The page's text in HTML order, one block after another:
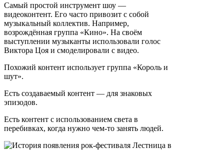
Самый простой инструмент шоу —
видеоконтент. Его часто привозит с собой
музыкальный коллектив. Например,
возрождённая группа «Кино». На своём
выступлении музыканты использовали голос
Виктора Цоя и смоделировали с видео.
Похожий контент использует группа «Король и
шут».
Есть создаваемый контент — для знаковых
эпизодов.
Есть контент с использованием света в
перебивках, когда нужно чем-то занять людей.